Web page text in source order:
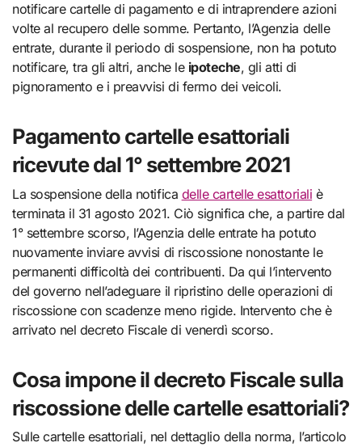
notificare cartelle di pagamento e di intraprendere azioni
volte al recupero delle somme. Pertanto, l’Agenzia delle
entrate, durante il periodo di sospensione, non ha potuto
notificare, tra gli altri, anche le ipoteche, gli atti di
pignoramento e i preavvisi di fermo dei veicoli.
Pagamento cartelle esattoriali
ricevute dal 1° settembre 2021
La sospensione della notifica delle cartelle esattoriali è
terminata il 31 agosto 2021. Ciò significa che, a partire dal
1° settembre scorso, l’Agenzia delle entrate ha potuto
nuovamente inviare avvisi di riscossione nonostante le
permanenti difficoltà dei contribuenti. Da qui l’intervento
del governo nell’adeguare il ripristino delle operazioni di
riscossione con scadenze meno rigide. Intervento che è
arrivato nel decreto Fiscale di venerdì scorso.
Cosa impone il decreto Fiscale sulla
riscossione delle cartelle esattoriali?
Sulle cartelle esattoriali, nel dettaglio della norma, l’articolo